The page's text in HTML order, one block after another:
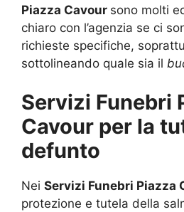
Piazza Cavour sono molti
chiaro con l’agenzia se ci
richieste specifiche,
sottolineando quale sia il
Servizi Funebri
Cavour per la
defunto
Nei Servizi Funebri Piazza
protezione e tutela della